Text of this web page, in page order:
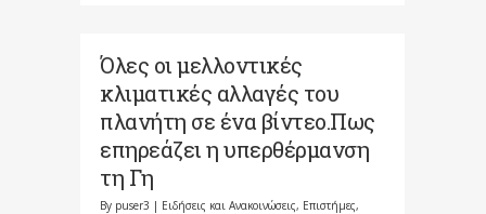
Όλες οι μελλοντικές
κλιματικές αλλαγές του
πλανήτη σε ένα βίντεο.Πως
επηρεάζει η υπερθέρμανση
τη Γη
By puser3 | Ειδήσεις και Ανακοινώσεις, Επιστήμες,